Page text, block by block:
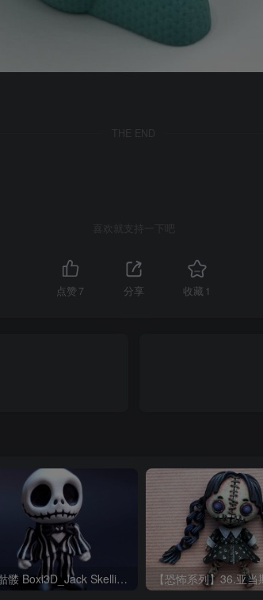
THE END
喜欢就支持一下吧
点赞 7 分享 收藏 1
杰克·骷髅 Boxi3D_Jack Skellington